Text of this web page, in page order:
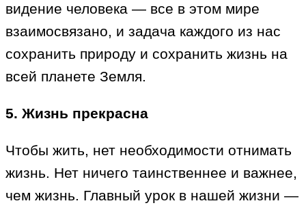
видение человека — все в этом мире
взаимосвязано, и задача каждого из нас
сохранить природу и сохранить жизнь на
всей планете Земля.
5. Жизнь прекрасна
Чтобы жить, нет необходимости отнимать
жизнь. Нет ничего таинственнее и важнее,
чем жизнь. Главный урок в нашей жизни —